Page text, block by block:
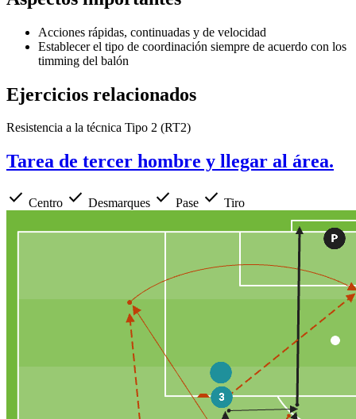
Acciones rápidas, continuadas y de velocidad
Establecer el tipo de coordinación siempre de acuerdo con los
timming del balón
Ejercicios relacionados
Resistencia a la técnica Tipo 2 (RT2)
Tarea de tercer hombre y llegar al área.
check Centro check Desmarques check Pase check Tiro